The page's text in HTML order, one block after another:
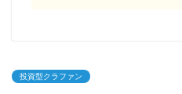
投資型クラファン